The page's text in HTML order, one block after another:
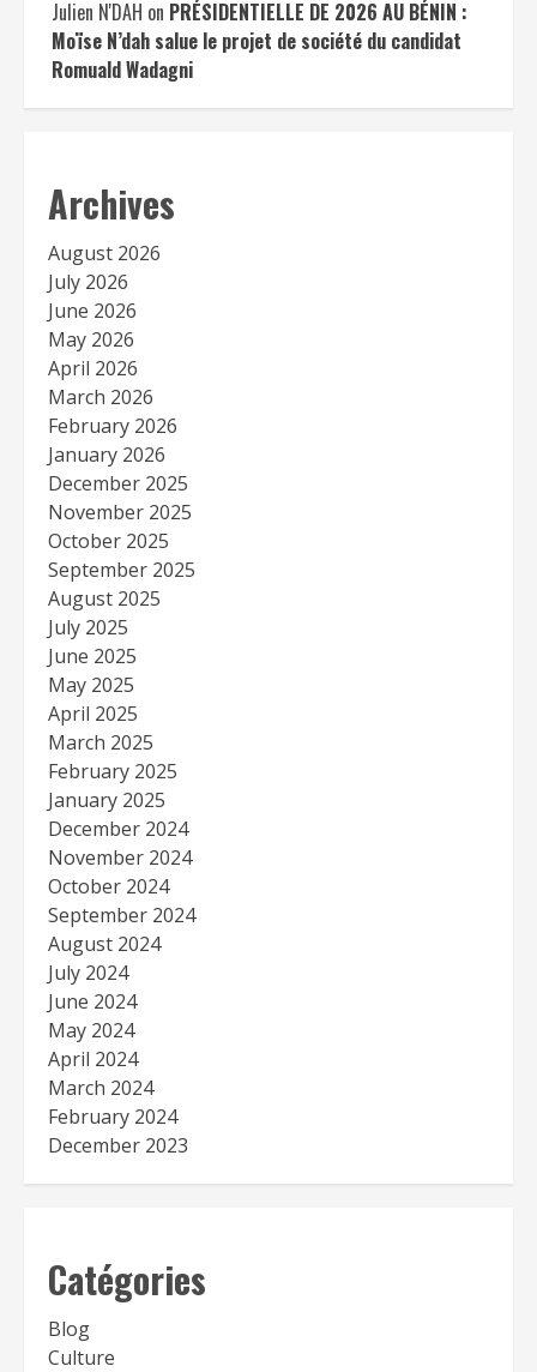
Julien N'DAH on PRÉSIDENTIELLE DE 2026 AU BÉNIN :
Moïse N’dah salue le projet de société du candidat
Romuald Wadagni
Archives
August 2026
July 2026
June 2026
May 2026
April 2026
March 2026
February 2026
January 2026
December 2025
November 2025
October 2025
September 2025
August 2025
July 2025
June 2025
May 2025
April 2025
March 2025
February 2025
January 2025
December 2024
November 2024
October 2024
September 2024
August 2024
July 2024
June 2024
May 2024
April 2024
March 2024
February 2024
December 2023
Catégories
Blog
Culture